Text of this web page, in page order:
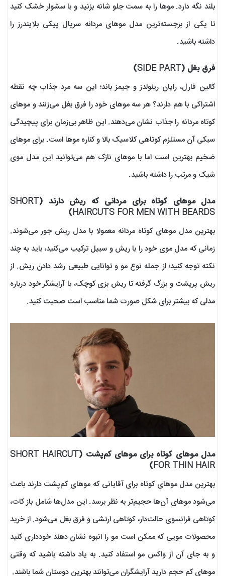
بلند نگه‌ دارد. موها را به سمت جلو شانه بزنید و با سشوار خشک کنید
تا یکی از برجسته‌ترین مدل موهای مردانه سریال پیکی بلایندرز را
داشته باشید.
فرق بغل (SIDE PART)
کالین فارل، رایان رینولدز و جیمز باند؛ این سه مرد جذاب چه نقطه
اشتراکی با هم دارند؟ هر سه موهای خود را فرق بغل می‌زنند و موهای
کوتاه مردانه را جذاب نشان می‌دهند. این ظاهر بی‌زمان برای پیچیدگی
سبکی آن مستلزم کوتاهی کلاسیک بالا و کناره موها است. برای موهای
ضخیم بهترین است اما با موهای نازک هم می‌توانید این مدل موی
شیک و مرتب را داشته باشید.
مدل موهای کوتاه برای مردانی که ریش دارند (SHORT
HAIRCUTS FOR MEN WITH BEARDS)
بهترین مدل موهای کوتاه مردانه معمولا با مدل ریش‌ جور می‌شوند.
زمانی که مدل موی خود را با ریش و سبیل ترکیب می‌کنید، باید به چند
نکته توجه کنید؛ از جمله نوع مو و توانایی طبیعی رشد دادن ریش‌. از
ریش پرپشت و بزرگ گرفته تا ریش بزی کوچک، با آرایشگر خود درباره
مدلی که بیشتر برای شکل صورت شما مناسب است صحبت کنید.
مدل موهای کوتاه برای موهای کم‌پشت (SHORT HAIRCUT
FOR THIN HAIR)
بهترین مدل موهای کوتاه برای آقایانی که موهای کم‌پشت دارند باعث
می‌شود موهای آن‌ها حجیم‌تر به نظر برسد. این مدل‌ها شامل باز کات،
کوتاهی فرانسوی حالت‌دار، کوتاهی ارتشی و فرق بغل می‌شود. از خرید
محصولات مویی که ممکن است مو را انبوه نشان دهند خودداری کنید
و به جای آن از واکس مو استفاد کنید. به یاد داشته باشید که وقتی
موهای کم حجم دارید آرایشگران می‌توانند بهترین دوستان شما باشند.